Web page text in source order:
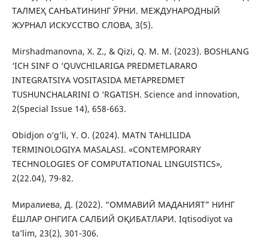
ТАЛМЕҲ САНЪАТИНИНГ ЎРНИ. МЕЖДУНАРОДНЫЙ
ЖУРНАЛ ИСКУССТВО СЛОВА, 3(5).
Mirshadmanovna, X. Z., & Qizi, Q. M. M. (2023). BOSHLANG
‘ICH SINF O ‘QUVCHILARIGA PREDMETLARARO
INTEGRATSIYA VOSITASIDA METAPREDMET
TUSHUNCHALARINI O ‘RGATISH. Science and innovation,
2(Special Issue 14), 658-663.
Obidjon o‘g‘li, Y. O. (2024). MATN TAHLILIDA
TERMINOLOGIYA MASALASI. «CONTEMPORARY
TECHNOLOGIES OF COMPUTATIONAL LINGUISTICS»,
2(22.04), 79-82.
Миралиева, Д. (2022). “ОММАВИЙ МАДАНИЯТ” НИНГ
ЁШЛАР ОНГИГА САЛБИЙ ОҚИБАТЛАРИ. Iqtisodiyot va
taʼlim, 23(2), 301-306.